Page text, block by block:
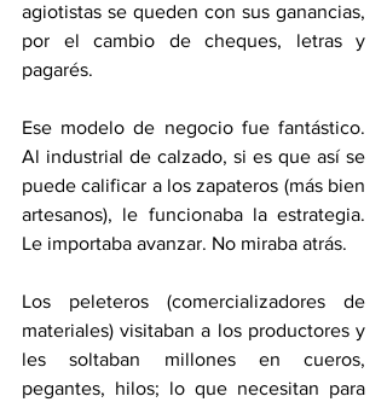
agiotistas se queden con sus ganancias,
por el cambio de cheques, letras y
pagarés.
Ese modelo de negocio fue fantástico.
Al industrial de calzado, si es que así se
puede calificar a los zapateros (más bien
artesanos), le funcionaba la estrategia.
Le importaba avanzar. No miraba atrás.
Los peleteros (comercializadores de
materiales) visitaban a los productores y
les soltaban millones en cueros,
pegantes, hilos; lo que necesitan para